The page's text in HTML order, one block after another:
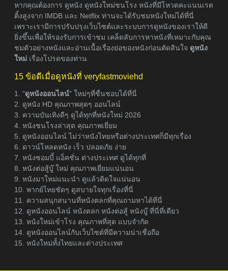
หากคุณต้องการ ดูหนัง ดูหนังใหม่ชนโรง หนังที่มีโหวตคะแนนเรต
ติ้งสูงจาก IMDB และ Netflix ท่านจะได้รับชมหนังใหม่ได้ที่นี่
เพราะเรามีการปรับปรุงเว็บไซต์และระบบการดูหนังของเราให้ดี
ยิ่งขึ้นเพื่อให้รองรับการเข้าชม เคล็ดลับการหาหนังที่เหมาะกับคุณ
ชมตัวอย่างหนังและอ่านเนื้อเรื่องย่อของหนังก่อนตัดสินใจ ดูหนัง
ใหม่ เรื่องโปรดของท่าน
15 ข้อดีเมื่อดูหนังที่ veryfastmoviehd
1. "ดูหนังออนไลน์" ใหม่ๆที่ชื่นชอบได้ที่นี่
2. ดูหนัง HD คุณภาพสุดๆ ออนไลน์
3. ความบันเทิงดีๆ ดูได้ทุกที่หนังใหม่ 2026
4. หนังชนโรงล่าสุด คุณภาพเยี่ยม
5. ดูหนังออนไลน์ ไม่ว่าหนังไทยหรือต่างประเทศก็มีทุกเรื่อง
6. ดาวน์โหลดหนัง เร็ว ปลอดภัย ง่าย
7. หนังซอมบี้ แอ็คชั่น ต่างประเทศ ดูได้ทุกที่
8. หนังต่อสู้บู๊ ใหม่ คุณภาพเยี่ยมแน่นอน
9. หนังมาใหม่แนะนำ ดูแล้วติดใจแน่นอน
10. พากย์ไทยชัดๆ ดูสบายใจทุกเรื่องที่นี่
11. ความสนุกสนานที่หนังตลกที่คุณถามหาได้ที่นี่
12. ดูหนังออนไลน์ หนังตลก หนังต่อสู้ หนังบู๊ ที่นี่ที่เดียว
13. หนังใหม่เข้าโรง คุณภาพที่สุด แบบจำกัด
14. ดูหนังออนไลน์กับเว็บไซต์ที่มีความน่าเชื่อถือ
15. หนังใหม่ทั้งไทยและต่างประเทศ